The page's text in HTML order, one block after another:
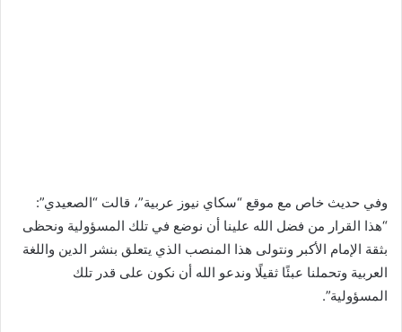
وفي حديث خاص مع موقع “سكاي نيوز عربية”، قالت “الصعيدي”:
“هذا القرار من فضل الله علينا أن نوضع في تلك المسؤولية ونحظى
بثقة الإمام الأكبر ونتولى هذا المنصب الذي يتعلق بنشر الدين واللغة
العربية وتحملنا عبئًا ثقيلًا وندعو الله أن نكون على قدر تلك
المسؤولية”.